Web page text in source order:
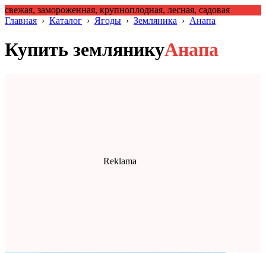
свежая, замороженная, крупноплодная, лесная, садовая
Главная › Каталог › Ягоды › Земляника › Анапа
Купить земляникуАнапа